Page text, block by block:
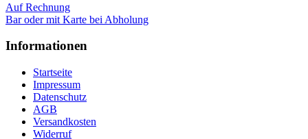
Auf Rechnung
Bar oder mit Karte bei Abholung
Informationen
Startseite
Impressum
Datenschutz
AGB
Versandkosten
Widerruf